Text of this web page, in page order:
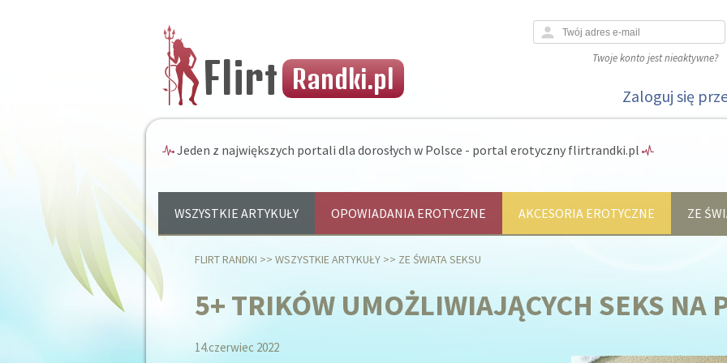
Flirt Randki.pl
person
Twoje konto jest nieaktywne?
Zaloguj się
Jeden z największych portali dla dorosłych w Polsce - portal erotyczny flirtrandki.pl
WSZYSTKIE ARTYKUŁY OPOWIADANIA EROTYCZNE AKCESORIA EROTYCZNE ZE
FLIRT RANDKI >> WSZYSTKIE ARTYKUŁY >> ZE ŚWIATA SEKSU
5+ TRIKÓW UMOŻLIWIAJĄCYCH SEKS NA
14.czerwiec 2022